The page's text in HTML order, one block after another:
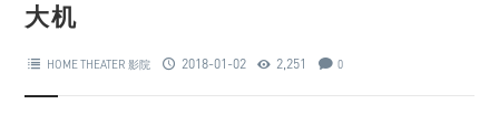
大机
HOME THEATER 影院 2018-01-02 2,251 0